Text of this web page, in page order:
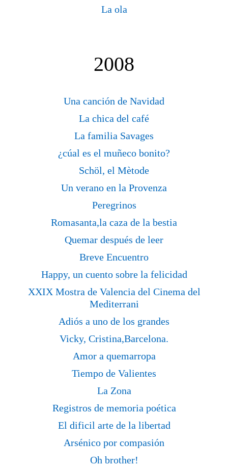
La ola
2008
Una canción de Navidad
La chica del café
La familia Savages
¿cúal es el muñeco bonito?
Schöl, el Mètode
Un verano en la Provenza
Peregrinos
Romasanta,la caza de la bestia
Quemar después de leer
Breve Encuentro
Happy, un cuento sobre la felicidad
XXIX Mostra de Valencia del Cinema del
Mediterrani
Adiós a uno de los grandes
Vicky, Cristina,Barcelona.
Amor a quemarropa
Tiempo de Valientes
La Zona
Registros de memoria poética
El dificil arte de la libertad
Arsénico por compasión
Oh brother!